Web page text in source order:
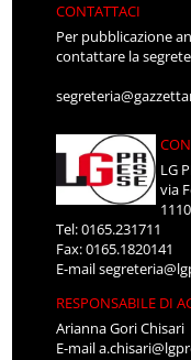
CONTATTACI
Per pubblicazione
contattare la
LG
via
Tel: 0165.231711
Fax: 0165.1820141
E-mail
RESPONSABILE DI
Arianna Gori Chisari
E-mail